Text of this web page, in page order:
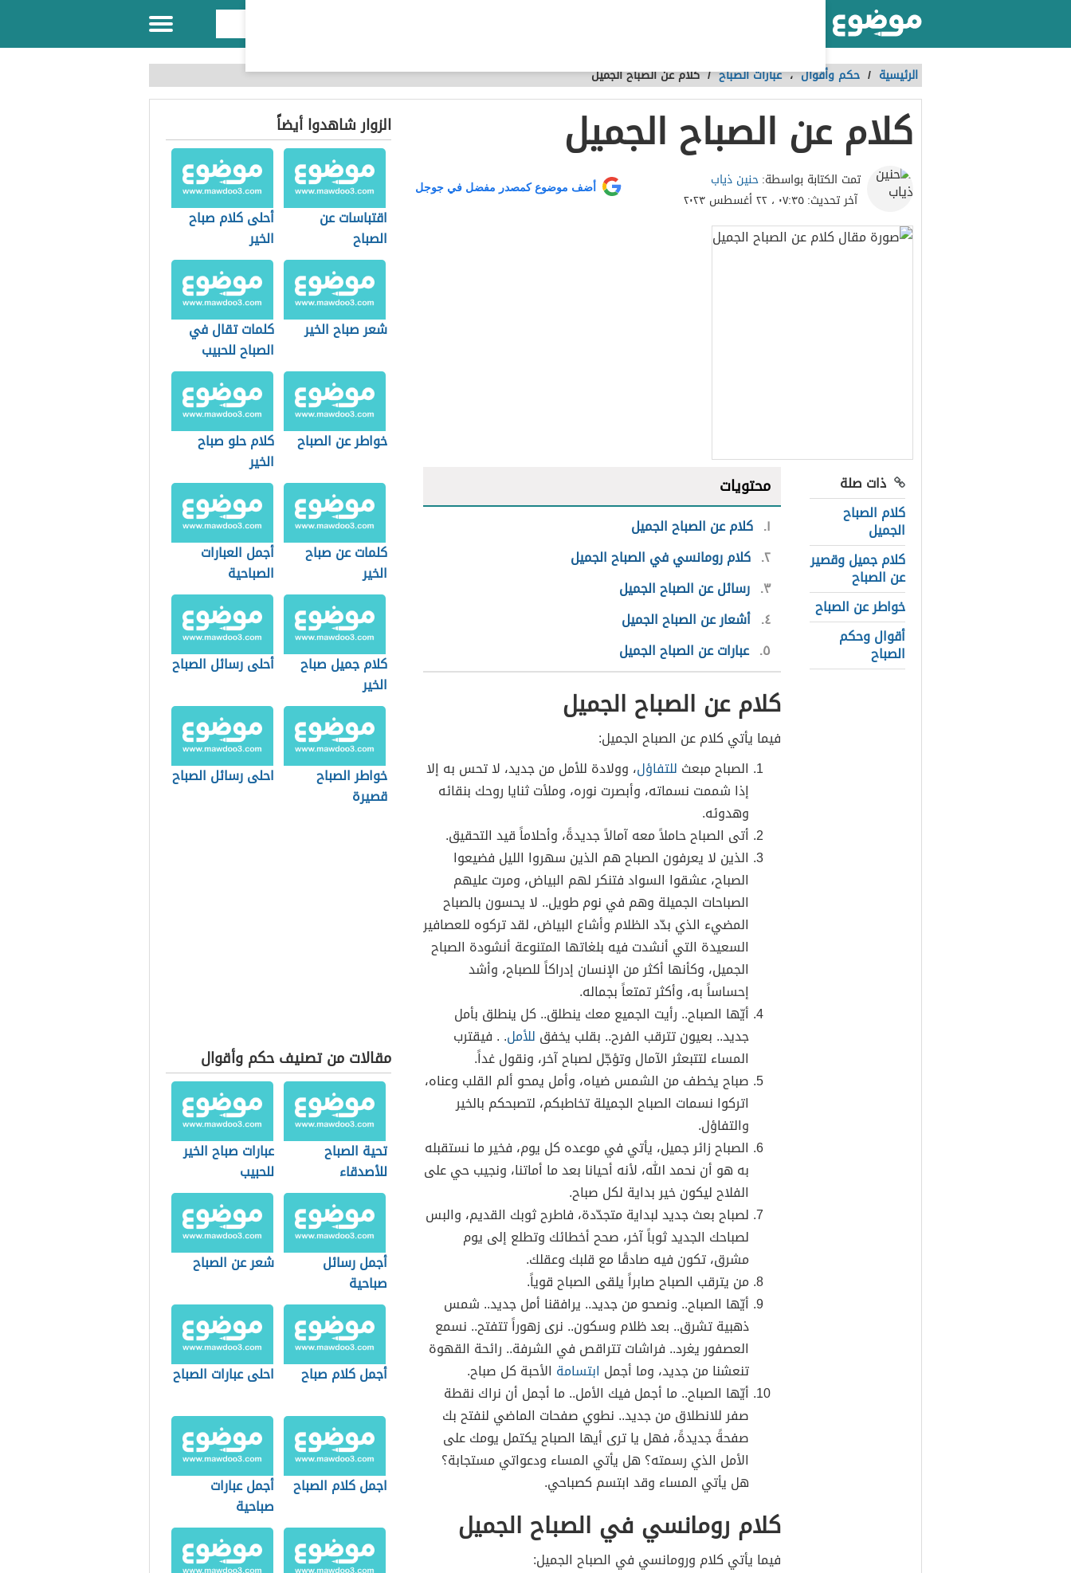
الرئيسية / حكم وأقوال،عبارات الصباح /كلام عن الصباح الجميل
كلام عن الصباح الجميل
تمت الكتابة بواسطة:حنين ذياب
آخر تحديث:٠٧:٣٥ ، ٢٢ أغسطس ٢٠٢٣
أضف موضوع كمصدر مفضل في جوجل
ذات صلة
كلام الصباح
الجميل
كلام جميل وقصير
عن الصباح
خواطر عن الصباح
أقوال وحكم
الصباح
محتويات
١ كلام عن الصباح الجميل
٢ كلام رومانسي في الصباح الجميل
٣ رسائل عن الصباح الجميل
٤ أشعار عن الصباح الجميل
٥ عبارات عن الصباح الجميل
كلام عن الصباح الجميل
فيما يأتي كلام عن الصباح الجميل:
الصباح مبعث للتفاؤل، وولادة للأمل من جديد، لا تحس به إلا
إذا شممت نسماته، وأبصرت نوره، وملأت ثنايا روحك بنقائه
وهدوئه.
أتى الصباح حاملاً معه آمالاً جديدةً، وأحلاماً قيد التحقيق.
الذين لا يعرفون الصباح هم الذين سهروا الليل فضيعوا
الصباح، عشقوا السواد فتنكر لهم البياض، ومرت عليهم
الصباحات الجميلة وهم في نوم طويل.. لا يحسون بالصباح
المضيء الذي بدّد الظلام وأشاع البياض، لقد تركوه للعصافير
السعيدة التي أنشدت فيه بلغاتها المتنوعة أنشودة الصباح
الجميل، وكأنها أكثر من الإنسان إدراكاً للصباح، وأشد
إحساساً به، وأكثر تمتعاً بجماله.
أيّها الصباح.. رأيت الجميع معك ينطلق.. كل ينطلق بأمل
جديد.. بعيون تترقب الفرح.. بقلب يخفق للأمل. . فيقترب
المساء لتتبعثر الآمال وتؤجّل لصباح آخر، ونقول غداً.
صباح يخطف من الشمس ضياه، وأمل يمحو ألم القلب وعناه،
اتركوا نسمات الصباح الجميلة تخاطبكم، لتصبحكم بالخير
والتفاؤل.
الصباح زائر جميل، يأتي في موعده كل يوم، فخير ما نستقبله
به هو أن نحمد الله، لأنه أحيانا بعد ما أماتنا، ونجيب حي على
الفلاح ليكون خير بداية لكل صباح.
لصباح بعث جديد لبداية متجدّدة، فاطرح ثوبك القديم، والبس
لصباحك الجديد ثوباً آخر، صحح أخطائك وتطلع إلى يوم
مشرق، تكون فيه صادقًا مع قلبك وعقلك.
من يترقب الصباح صابراً يلقى الصباح قوياً.
أيّها الصباح.. ونصحو من جديد.. يرافقنا أمل جديد.. شمس
ذهبية تشرق.. بعد ظلام وسكون.. نرى زهوراً تتفتح.. نسمع
العصفور يغرد.. فراشات تتراقص في الشرفة.. رائحة القهوة
تنعشنا من جديد، وما أجمل ابتسامة الأحبة كل صباح.
أيّها الصباح.. ما أجمل فيك الأمل.. ما أجمل أن نراك نقطة
صفر للانطلاق من جديد.. نطوي صفحات الماضي لنفتح بك
صفحةً جديدةً، فهل يا ترى أيها الصباح يكتمل يومك على
الأمل الذي رسمته؟ هل يأتي المساء ودعواتي مستجابة؟
هل يأتي المساء وقد ابتسم كصباحي.
كلام رومانسي في الصباح الجميل
فيما يأتي كلام ورومانسي في الصباح الجميل:
الزوار شاهدوا أيضاً
اقتباسات عن
الصباح
أحلى كلام صباح
الخير
شعر صباح الخير
كلمات تقال في
الصباح للحبيب
خواطر عن الصباح
كلام حلو صباح
الخير
كلمات عن صباح
الخير
أجمل العبارات
الصباحية
كلام جميل صباح
الخير
أحلى رسائل الصباح
خواطر الصباح
قصيرة
احلى رسائل الصباح
مقالات من تصنيف حكم وأقوال
تحية الصباح
للأصدقاء
عبارات صباح الخير
للحبيب
أجمل رسائل
صباحية
شعر عن الصباح
أجمل كلام صباح احلى عبارات الصباح
اجمل كلام الصباح
أجمل عبارات
صباحية